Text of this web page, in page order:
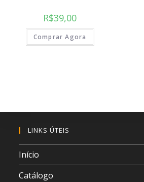
R$39,00
Comprar Agora
LINKS ÚTEIS
Início
Catálogo